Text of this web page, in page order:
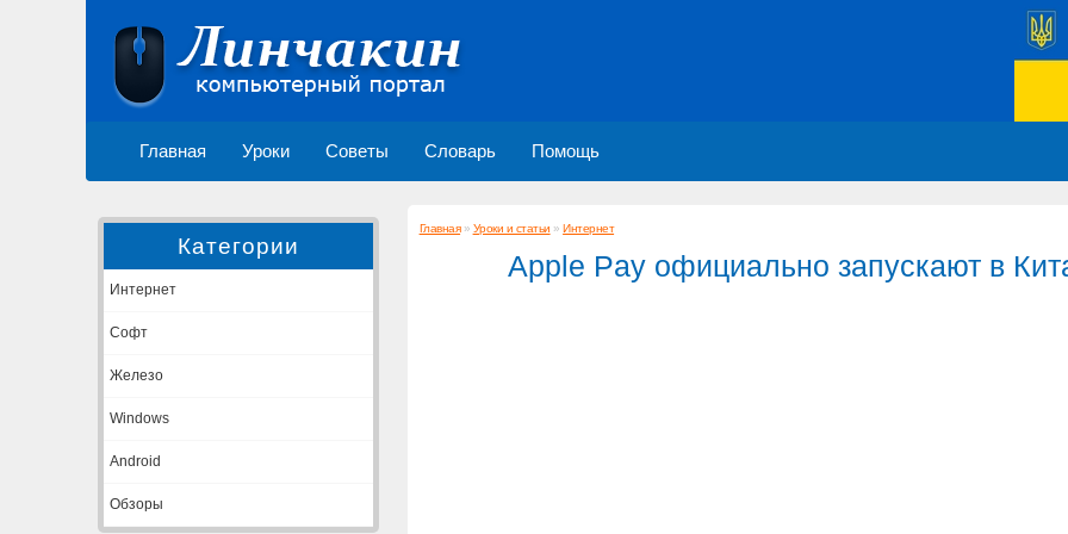
Главная Уроки Советы Словарь Помощь
Категории
Интернет
Софт
Железо
Windows
Android
Обзоры
Главная» Уроки и статьи »Интернет
Apple Pay официально запускают в